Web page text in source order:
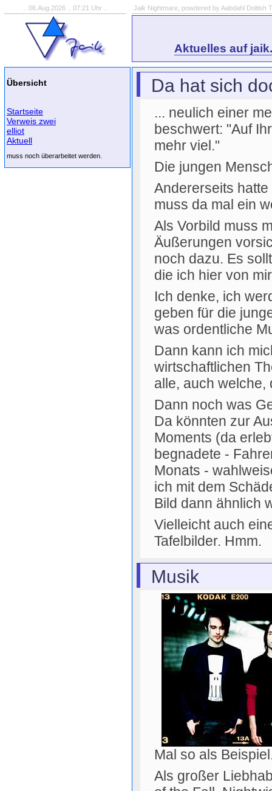
.. 06.Aug.2026 .. 07:21 Uhr .. Jaik Nightmare, powdered by Aabdahl Doltish
Aktuelles auf
Übersicht
Startseite
Verweis zwei
elliot
Aktuell
muss noch überarbeitet werden.
Da hat sich
... neulich einer
beschwert: "Auf
mehr viel."
Die jungen
Andererseits
muss da mal ein
Als Vorbild muss
Äußerungen
noch dazu. Es
die ich hier von
Ich denke, ich
geben für die
was ordentliche
Dann kann ich
wirtschaftlichen
alle, auch welche,
Dann noch was
Da könnten zur
Moments (da
begnadete -
Monats -
ich mit dem
Bild dann ähnlich
Vielleicht auch
Tafelbilder. Hmm.
Musik
Mal so als
Als großer